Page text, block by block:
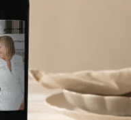
étapes – avec
qui touche le cœur.
pour le moment idéal.